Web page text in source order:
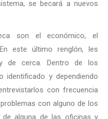
se becará a nuevos
son el económico, el
este último renglón, les
de cerca. Dentro de los
identificado y dependiendo
con frecuencia
con alguno de los
alguna de las oficinas y